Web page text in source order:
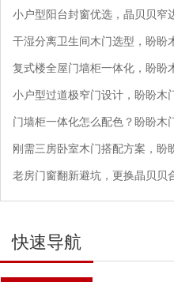
小户型阳台封窗优选，晶贝贝窄
干湿分离卫生间木门选型，盼盼
复式楼全屋门墙柜一体化，盼盼
小户型过道极窄门设计，盼盼木
门墙柜一体化怎么配色？盼盼木
刚需三房卧室木门搭配方案，盼
老房门窗翻新避坑，更换晶贝贝
快速导航